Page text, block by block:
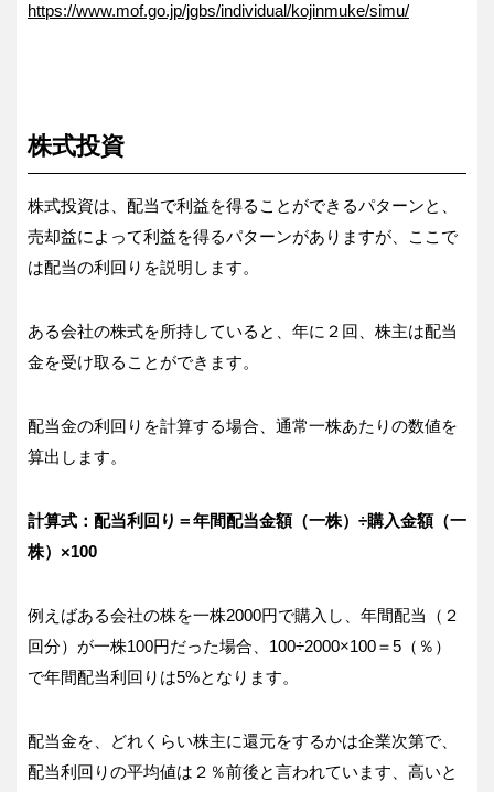
https://www.mof.go.jp/jgbs/individual/kojinmuke/simu/
株式投資
株式投資は、配当で利益を得ることができるパターンと、
売却益によって利益を得るパターンがありますが、ここで
は配当の利回りを説明します。
ある会社の株式を所持していると、年に２回、株主は配当
金を受け取ることができます。
配当金の利回りを計算する場合、通常一株あたりの数値を
算出します。
計算式：配当利回り＝年間配当金額（一株）÷購入金額（一
株）×100
例えばある会社の株を一株2000円で購入し、年間配当（２
回分）が一株100円だった場合、100÷2000×100＝5（％）
で年間配当利回りは5%となります。
配当金を、どれくらい株主に還元をするかは企業次第で、
配当利回りの平均値は２％前後と言われています、高いと